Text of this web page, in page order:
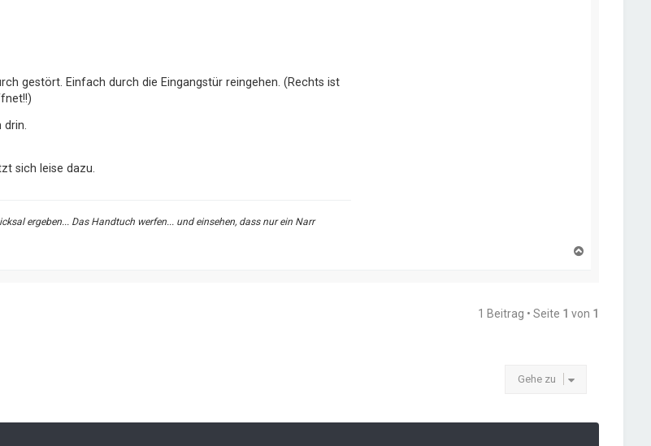
gestört. Einfach durch die Eingangstür reingehen. (Rechts ist
sich leise dazu.
ergeben... Das Handtuch werfen... und einsehen, dass nur ein Narr
e
1 Beitrag • Seite 1 von 1
Gehe zu